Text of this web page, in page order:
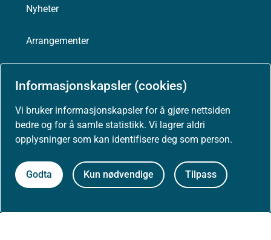
Informasjonskapsler (cookies)
Vi bruker informasjonskapsler for å gjøre nettsiden
bedre og for å samle statistikk. Vi lagrer aldri
opplysninger som kan identifisere deg som person.
Godta Kun nødvendige Tilpass
Nyheter
Arrangementer
Presse
Om nettstedet